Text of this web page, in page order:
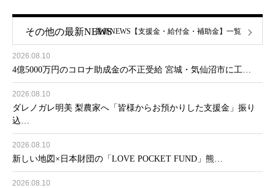
その他の最新NEWS
2026.08.10
4億5000万円のコロナ助成金の不正受給 宮城・気仙沼市に工…
2026.08.10
ダレノガレ明美 梨農家へ「皆様からお預かりした支援金」振り
込…
2026.08.10
新しい地図×日本財団の「LOVE POCKET FUND」熊…
2026.08.10
最新NEWS【支援金・給付金・補助金】一覧